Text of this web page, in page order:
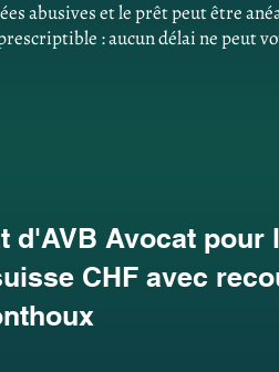
abusives et le prêt peut être
: aucun délai ne peut
d'AVB Avocat
CHF avec